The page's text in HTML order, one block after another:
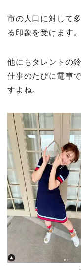
市の人口に対して
る印象を受けます。
他にもタレントの
仕事のたびに電車
すよね。